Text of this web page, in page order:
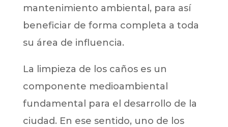
mantenimiento ambiental, para así
beneficiar de forma completa a toda
su área de influencia.
La limpieza de los caños es un
componente medioambiental
fundamental para el desarrollo de la
ciudad. En ese sentido, uno de los